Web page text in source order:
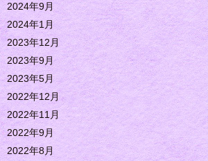
2024年9月
2024年1月
2023年12月
2023年9月
2023年5月
2022年12月
2022年11月
2022年9月
2022年8月